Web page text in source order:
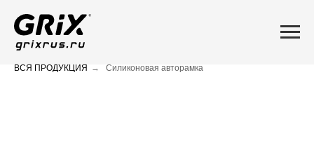
ВСЯ ПРОДУКЦИЯ → Силиконовая авторамка